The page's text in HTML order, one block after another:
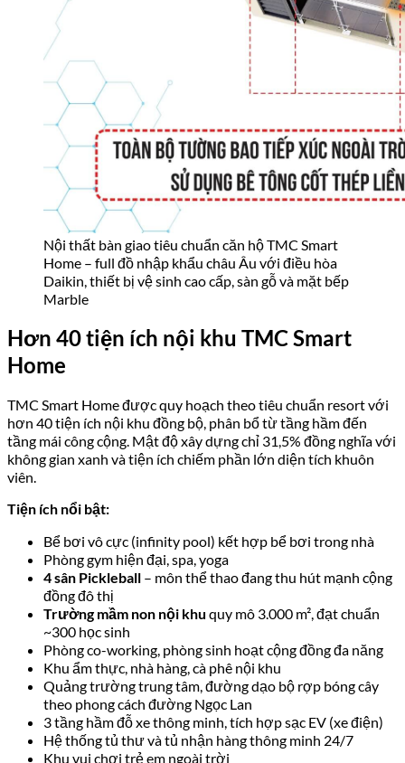
Bể bơi vô cực (infinity pool) kết hợp bể bơi trong nhà
Phòng gym hiện đại, spa, yoga
4 sân Pickleball
– môn thể thao đang thu hút mạnh cộng
đồng đô thị
Trường mầm non nội khu
~300 học sinh
Phòng co-working, phòng sinh hoạt cộng đồng đa năng
Khu ẩm thực, nhà hàng, cà phê nội khu
Quảng trường trung tâm, đường dạo bộ rợp bóng cây
theo phong cách đường Ngọc Lan
3 tầng hầm đỗ xe thông minh, tích hợp sạc EV (xe điện)
Hệ thống tủ thư và tủ nhận hàng thông minh 24/7
Khu vui chơi trẻ em ngoài trời
Phòng khám y tế nội khu
Hệ thống camera an ninh phủ kín toàn bộ khuôn viên